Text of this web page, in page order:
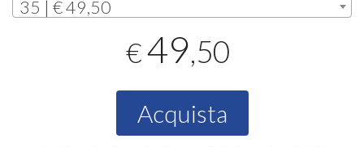
35 | € 49,50
€49,50
Acquista